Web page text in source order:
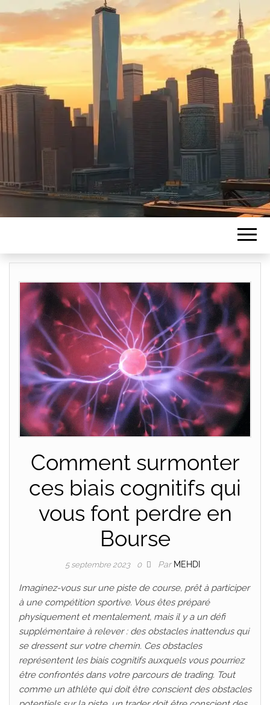
Comment surmonter
ces biais cognitifs qui
vous font perdre en
Bourse
5 septembre 2023 0 Par MEHDI
Imaginez-vous sur une piste de course, prêt à participer
à une compétition sportive. Vous êtes préparé
physiquement et mentalement, mais il y a un défi
supplémentaire à relever : des obstacles inattendus qui
se dressent sur votre chemin. Ces obstacles
représentent les biais cognitifs auxquels vous pourriez
être confrontés dans votre parcours de trading. Tout
comme un athlète qui doit être conscient des obstacles